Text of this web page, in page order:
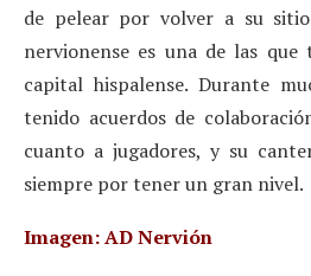
de pelear por volver a su
nervionense es una de las
capital hispalense. Durante
tenido acuerdos de
cuanto a jugadores, y su
siempre por tener un gran nivel.
Imagen: AD Nervión